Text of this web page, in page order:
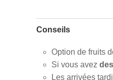
Conseils
Option de fruits
Si vous avez
Les arrivées